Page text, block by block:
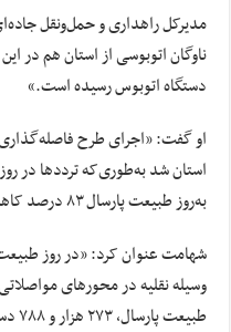
مدیرکل راهداری و حمل‌ونقل
دستگاه اتوبوس رسیده است.
»
او گفت: «اجرای طرح
استان شد به‌طوری‌که ترددها در
به‌روز طبیعت پارسال ۸۳ درصد کاهش یافت
وسیله نقلیه در محورهای
طبیعت پارسال، ۲۷۳ هزار و ۷۸۸ دستگاه بوده است.»